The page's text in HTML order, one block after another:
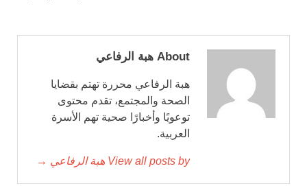
About هبة الرفاعي
هبة الرفاعي محررة تهتم بقضايا
الصحة والمجتمع، تقدم محتوى
توعويًا وأخبارًا صحية تهم الأسرة
العربية.
View all posts by هبة الرفاعي →